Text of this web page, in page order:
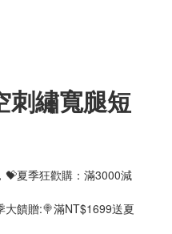
刺繡寬腿短
💝夏季狂歡購：滿3000減
大饋贈:🍭滿NT$1699送夏